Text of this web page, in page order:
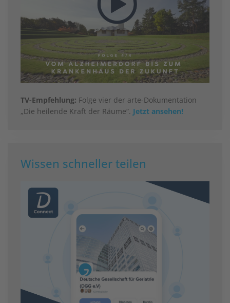
TV-Empfehlung: Folge vier der arte-Dokumentation
„Die heilende Kraft der Räume“. Jetzt ansehen!
Wissen schneller teilen